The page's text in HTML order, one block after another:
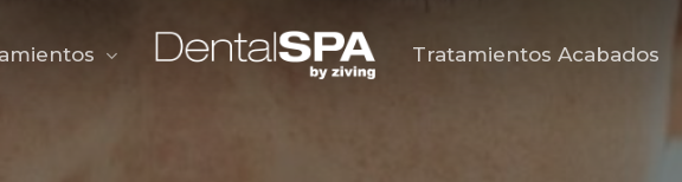
Tratamientos Acabados